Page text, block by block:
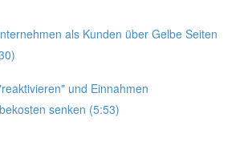
als Kunden über Gelbe Seiten
und Einnahmen
senken (5:53)